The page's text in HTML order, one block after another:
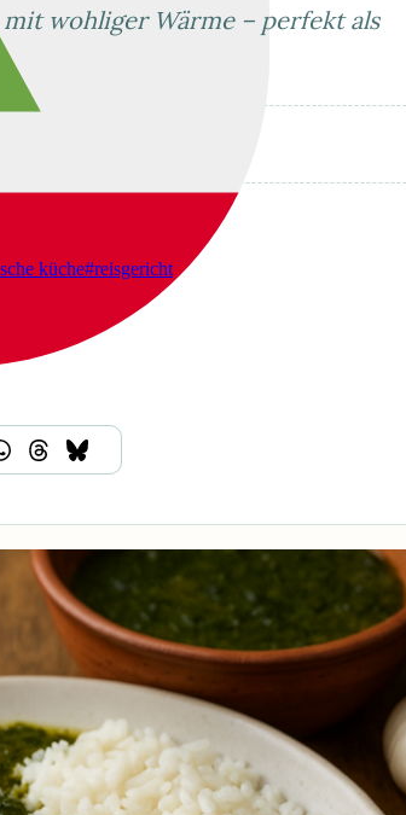
wohliger Wärme – perfekt als
küche#reisgericht